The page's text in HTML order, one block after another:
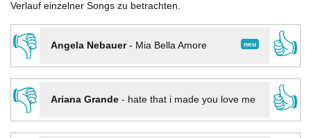
Verlauf einzelner Songs zu betrachten.
👎 neu
Angela Nebauer- Mia Bella Amore
👍
👎
Ariana Grande- hate that i made you love me
👍